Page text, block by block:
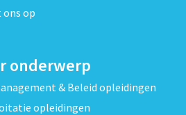
ons op
onderwerp
& Beleid opleidingen
opleidingen